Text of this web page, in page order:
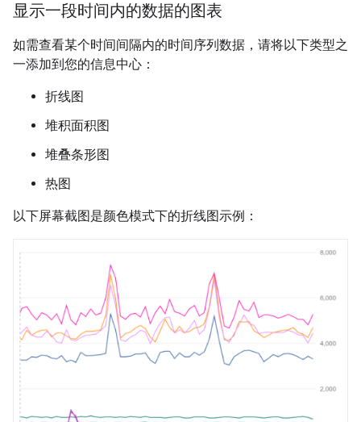
显示一段时间内的数据的图表
如需查看某个时间间隔内的时间序列数据，请将以下类型之
一添加到您的信息中心：
折线图
堆积面积图
堆叠条形图
热图
以下屏幕截图是颜色模式下的折线图示例：